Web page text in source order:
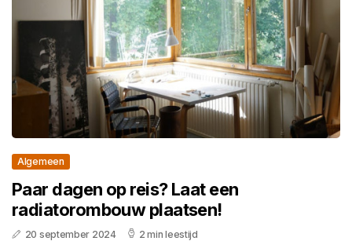
Algemeen
Paar dagen op reis? Laat een
radiatorombouw plaatsen!
20 september 2024 2 min leestijd